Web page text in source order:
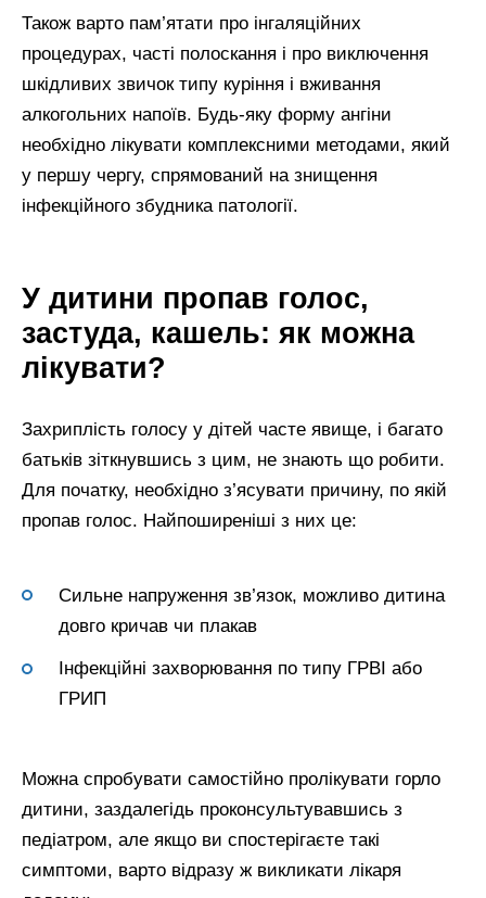
Також варто пам’ятати про інгаляційних
процедурах, часті полоскання і про виключення
шкідливих звичок типу куріння і вживання
алкогольних напоїв. Будь-яку форму ангіни
необхідно лікувати комплексними методами, який
у першу чергу, спрямований на знищення
інфекційного збудника патології.
У дитини пропав голос,
застуда, кашель: як можна
лікувати?
Захриплість голосу у дітей часте явище, і багато
батьків зіткнувшись з цим, не знають що робити.
Для початку, необхідно з’ясувати причину, по якій
пропав голос. Найпоширеніші з них це:
Сильне напруження зв’язок, можливо дитина
довго кричав чи плакав
Інфекційні захворювання по типу ГРВІ або
ГРИП
Можна спробувати самостійно пролікувати горло
дитини, заздалегідь проконсультувавшись з
педіатром, але якщо ви спостерігаєте такі
симптоми, варто відразу ж викликати лікаря